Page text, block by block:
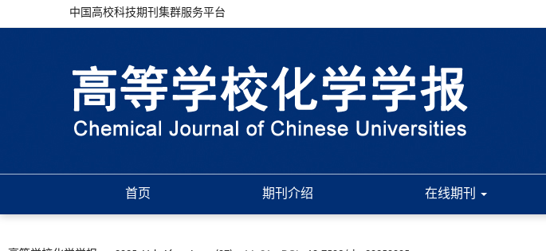
中国高校科技期刊集群服务平台
首页 期刊介绍 在线期刊